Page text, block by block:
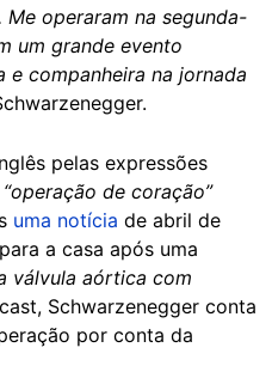
Me operaram na segunda-
um grande evento
e companheira na jornada
pelas expressões
“operação de coração”
uma notícia de abril de
a casa após uma
válvula aórtica com
Schwarzenegger conta
por conta da